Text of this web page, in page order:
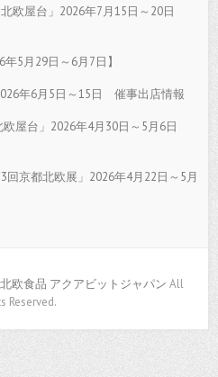
欧屋台」2026年7月15日～20日
5月29日～6月7日】
年6月5日～15日 催事出店情報
屋台」2026年4月30日～5月6日
京都北欧展」2026年4月22日～5月
欧食品 アクアビットジャパン All
Reserved.